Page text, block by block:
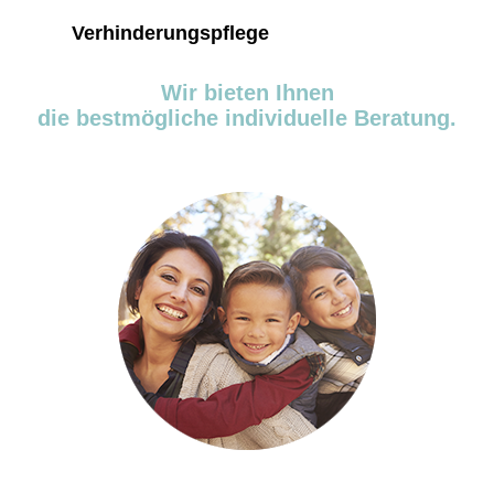
Verhinderungspflege
Wir bieten Ihnen
die bestmögliche individuelle Beratung.